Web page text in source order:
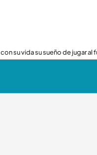
su vida su sueño de jugar al